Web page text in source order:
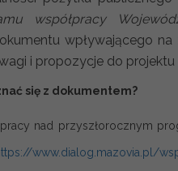
współpracy
wpływającego
i propozycje do projektu
się z dokumentem?
nad przyszłorocznym
www.dialog.mazovia.pl/